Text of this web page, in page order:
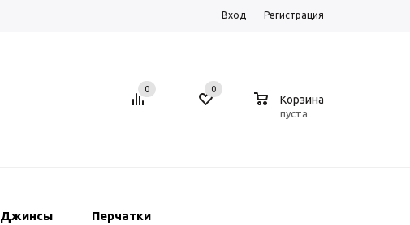
Вход Регистрация
0 0
Корзина
пуста
Джинсы Перчатки